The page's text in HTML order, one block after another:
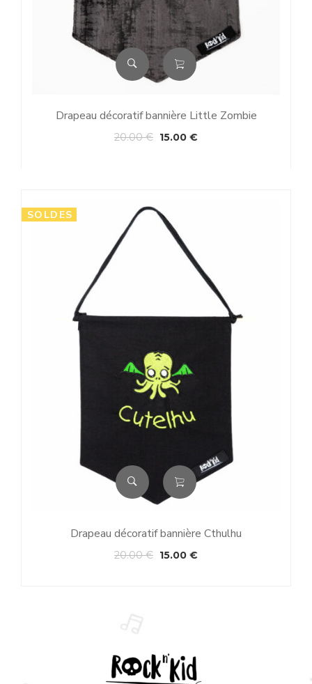
Drapeau décoratif bannière Little Zombie
20.00€ 15.00 €
SOLDES
Drapeau décoratif bannière Cthulhu
20.00€ 15.00 €